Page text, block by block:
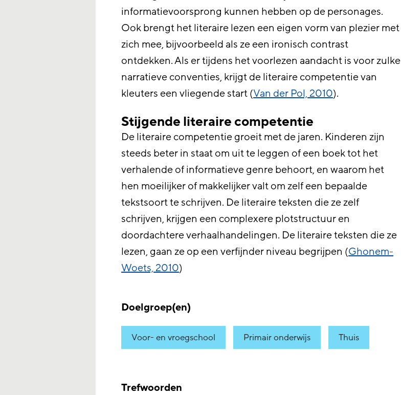
informatievoorsprong kunnen hebben op de personages.
Ook brengt het literaire lezen een eigen vorm van plezier met
zich mee, bijvoorbeeld als ze een ironisch contrast
ontdekken. Als er tijdens het voorlezen aandacht is voor zulke
narratieve conventies, krijgt de literaire competentie van
kleuters een vliegende start (Van der Pol, 2010).
Stijgende literaire competentie
De literaire competentie groeit met de jaren. Kinderen zijn
steeds beter in staat om uit te leggen of een boek tot het
verhalende of informatieve genre behoort, en waarom het
hen moeilijker of makkelijker valt om zelf een bepaalde
tekstsoort te schrijven. De literaire teksten die ze zelf
schrijven, krijgen een complexere plotstructuur en
doordachtere verhaalhandelingen. De literaire teksten die ze
lezen, gaan ze op een verfijnder niveau begrijpen (Ghonem-
Woets, 2010)
Doelgroep(en)
Voor- en vroegschool Primair onderwijs Thuis
Trefwoorden